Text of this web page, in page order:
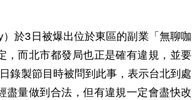
於3日被爆出位於東區的副業「無聊咖
，而北市都發局也正是確有違規，並要
錄製節目時被問到此事，表示台北到處
盡量做到合法，但有違規一定會盡快改